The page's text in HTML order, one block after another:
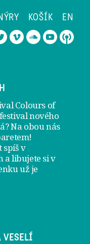
KOŠÍK EN
Colours of
nového
Na obou nás
!
spíš v
a libujete si v
už je
VESELÍ